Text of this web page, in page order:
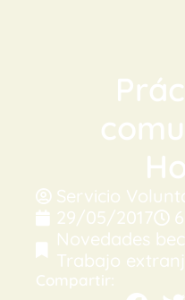
Servicio
29/05/2017
Novedades
Trabajo
Compartir: